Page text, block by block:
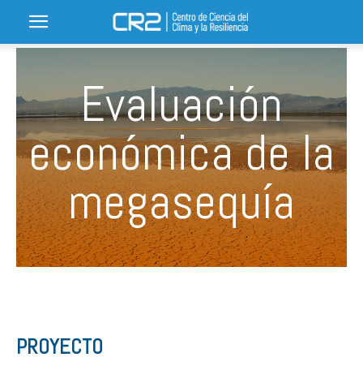
Evaluación
económica de la
megasequía
PROYECTO